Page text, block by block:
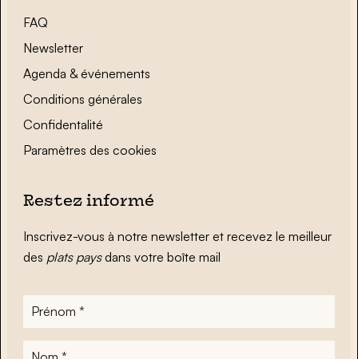
FAQ
Newsletter
Agenda & événements
Conditions générales
Confidentalité
Paramètres des cookies
Restez informé
Inscrivez-vous à notre newsletter et recevez le meilleur
des plats paysdans votre boîte mail
Prénom
Nom